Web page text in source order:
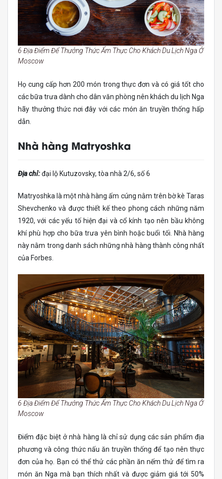
6 Địa Điểm Để Thưởng Thức Ẩm Thực Cho Khách Du Lịch Nga Ở
Moscow
Họ cung cấp hơn 200 món trong thực đơn và có giá tốt cho
các bữa trưa dành cho dân văn phòng nên khách du lịch Nga
hãy thưởng thức nơi đây với các món ăn truyền thống hấp
dẫn.
Nhà hàng Matryoshka
Địa chỉ:đại lộ Kutuzovsky, tòa nhà 2/6, số 6
Matryoshka là một nhà hàng ấm cúng nằm trên bờ kè Taras
Shevchenko và được thiết kế theo phong cách những năm
1920, với các yếu tố hiện đại và cổ kính tạo nên bầu không
khí phù hợp cho bữa trưa yên bình hoặc buổi tối. Nhà hàng
này nằm trong danh sách những nhà hàng thành công nhất
của Forbes.
6 Địa Điểm Để Thưởng Thức Ẩm Thực Cho Khách Du Lịch Nga Ở
Moscow
Điểm đặc biệt ở nhà hàng là chỉ sử dụng các sản phẩm địa
phương và công thức nấu ăn truyền thống để tạo nên thực
đơn của họ. Bạn có thể thử các phần ăn nếm thử để tìm ra
món ăn Nga mà bạn thích nhất và được giảm giá tới 50%